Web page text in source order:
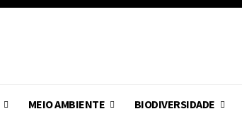
MEIO AMBIENTE BIODIVERSIDADE